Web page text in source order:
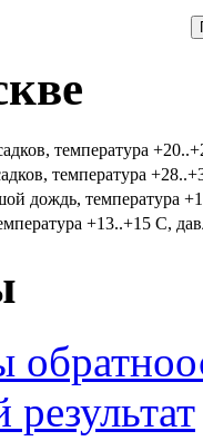
температура
температура
дождь, температура
+13..+15 С,